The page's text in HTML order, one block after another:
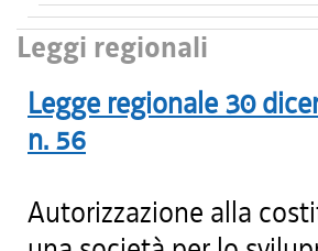
Leggi regionali
Legge regionale 30
n. 56
Autorizzazione alla